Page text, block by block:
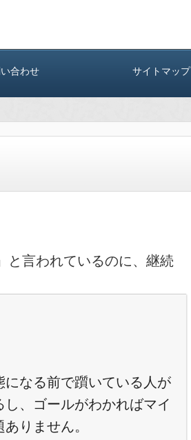
合わせ サイトマップ
と言われているのに、継続
なる前で躓いている人が
、ゴールがわかればマイ
りません。